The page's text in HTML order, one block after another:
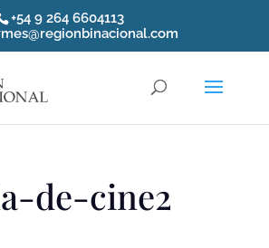
+54 9 264 6604113
de-cine2